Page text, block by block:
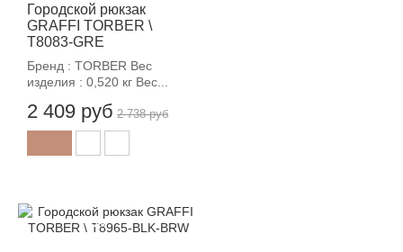
Городской рюкзак
GRAFFI TORBER \
T8083-GRE
Бренд : TORBER Вес
изделия : 0,520 кг Вес...
2 409 руб 2 738 руб
-12%